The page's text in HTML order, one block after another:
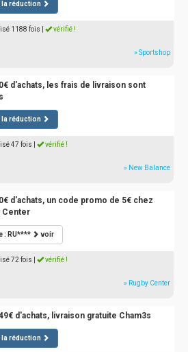
la réduction
1188 fois vérifié !
» Sportshop
d'achats, les frais de livraison sont
la réduction
47 fois vérifié !
» New Balance
d'achats, un code promo de 5€ chez
Center
: RU**** voir
72 fois vérifié !
» Rugby Center
d'achats, livraison gratuite Cham3s
la réduction